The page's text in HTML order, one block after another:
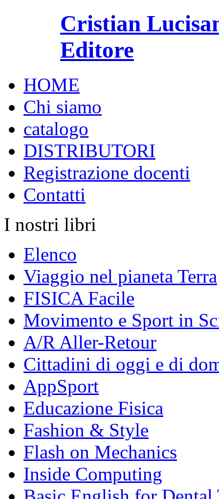
Cristian
Editore
HOME
Chi siamo
catalogo
DISTRIBUTORI
Registrazione docenti
Contatti
I nostri libri
Elenco
Viaggio nel pianeta Terra
FISICA Facile
Movimento e Sport in
A/R Aller-Retour
Cittadini di oggi e di
AppSport
Educazione Fisica
Fashion & Style
Flash on Mechanics
Inside Computing